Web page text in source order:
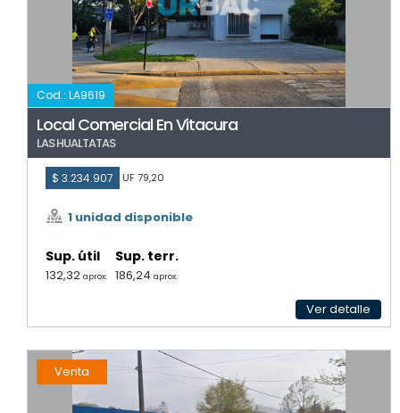
Cod.: LA9619
Local Comercial En Vitacura
LAS HUALTATAS
$ 3.234.907 UF 79,20
1 unidad disponible
Sup. útil
132,32 aprox.
Sup. terr.
186,24aprox.
Ver detalle
Venta